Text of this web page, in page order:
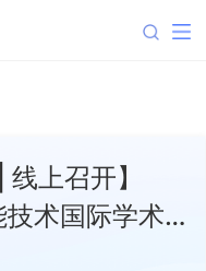
上召开】
术国际学术会